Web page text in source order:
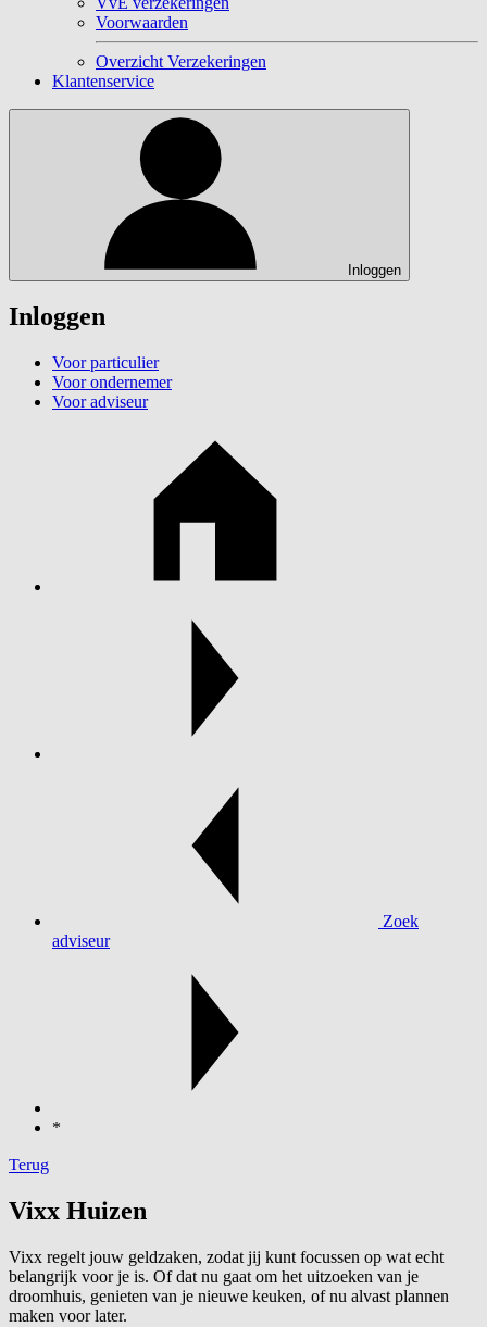
Voorwaarden
Overzicht Verzekeringen
Klantenservice
Inloggen
Inloggen
Voor particulier
Voor ondernemer
Voor adviseur
Zoek
adviseur
*
Terug
Vixx Huizen
Vixx regelt jouw geldzaken, zodat jij kunt focussen op wat echt
belangrijk voor je is. Of dat nu gaat om het uitzoeken van je
droomhuis, genieten van je nieuwe keuken, of nu alvast plannen
maken voor later.